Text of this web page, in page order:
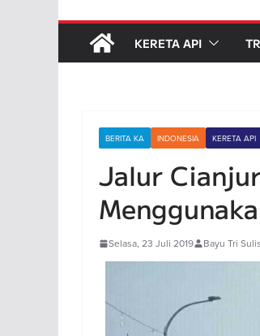
KERETA API
BERITA KA INDONESIA KERETA API
Jalur
Selasa, 23 Juli 2019 Bayu Tri